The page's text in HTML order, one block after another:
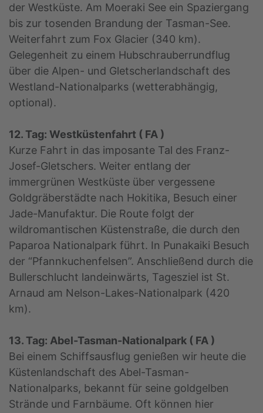
der Westküste. Am Moeraki See ein Spaziergang
bis zur tosenden Brandung der Tasman-See.
Weiterfahrt zum Fox Glacier (340 km).
Gelegenheit zu einem Hubschrauberrundflug
über die Alpen- und Gletscherlandschaft des
Westland-Nationalparks (wetterabhängig,
optional).
12. Tag: Westküstenfahrt ( FA )
Kurze Fahrt in das imposante Tal des Franz-
Josef-Gletschers. Weiter entlang der
immergrünen Westküste über vergessene
Goldgräberstädte nach Hokitika, Besuch einer
Jade-Manufaktur. Die Route folgt der
wildromantischen Küstenstraße, die durch den
Paparoa Nationalpark führt. In Punakaiki Besuch
der “Pfannkuchenfelsen”. Anschließend durch die
Bullerschlucht landeinwärts, Tagesziel ist St.
Arnaud am Nelson-Lakes-Nationalpark (420
km).
13. Tag: Abel-Tasman-Nationalpark ( FA )
Bei einem Schiffsausflug genießen wir heute die
Küstenlandschaft des Abel-Tasman-
Nationalparks, bekannt für seine goldgelben
Strände und Farnbäume. Oft können hier